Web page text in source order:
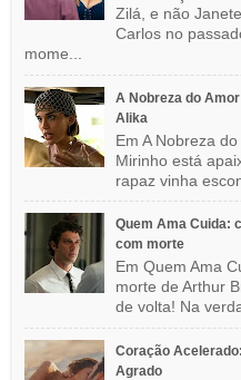
Zilá, e não
Carlos no
mome...
A Nobreza do
Alika
Em A Nobreza
Mirinho está
rapaz vinha
Quem Ama Cuida:
com morte
Em Quem Ama
morte de Arthur
de volta! Na
Coração
Agrado